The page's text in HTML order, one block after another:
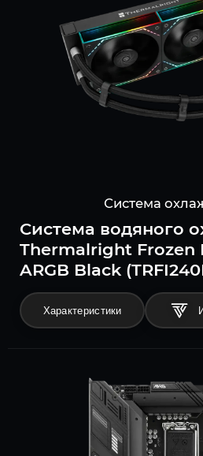
Система
Система водяного
Thermalright Frozen
ARGB Black
Характеристики